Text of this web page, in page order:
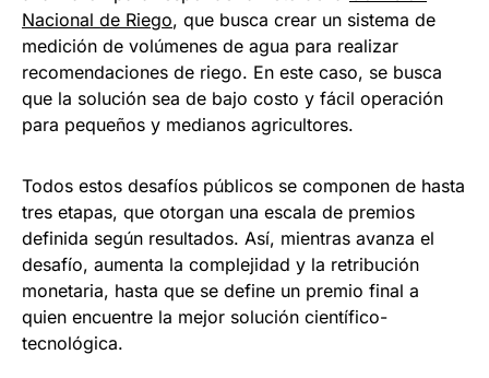
Nacional de Riego, que busca crear un sistema de
medición de volúmenes de agua para realizar
recomendaciones de riego. En este caso, se busca
que la solución sea de bajo costo y fácil operación
para pequeños y medianos agricultores.
Todos estos desafíos públicos se componen de hasta
tres etapas, que otorgan una escala de premios
definida según resultados. Así, mientras avanza el
desafío, aumenta la complejidad y la retribución
monetaria, hasta que se define un premio final a
quien encuentre la mejor solución científico-
tecnológica.